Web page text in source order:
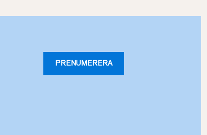
PRENUMERERA